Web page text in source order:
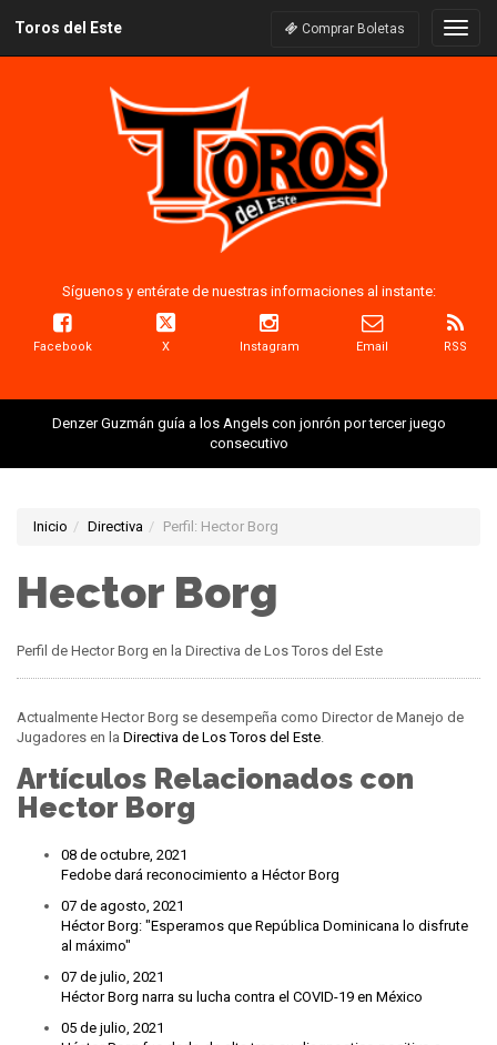
Toros del Este Comprar Boletas
Síguenos y entérate de nuestras informaciones al instante:
Facebook X Instagram Email RSS
Denzer Guzmán guía a los Angels con jonrón por tercer juego
consecutivo
Inicio Directiva Perfil: Hector Borg
Hector Borg
Perfil de Hector Borg en la Directiva de Los Toros del Este
Actualmente Hector Borg se desempeña como Director de Manejo de
Jugadores en la Directiva de Los Toros del Este
Artículos Relacionados con
Hector Borg
08 de octubre, 2021
Fedobe dará reconocimiento a Héctor Borg
07 de agosto, 2021
Héctor Borg: "Esperamos que República Dominicana lo disfrute
al máximo"
07 de julio, 2021
Héctor Borg narra su lucha contra el COVID-19 en México
05 de julio, 2021